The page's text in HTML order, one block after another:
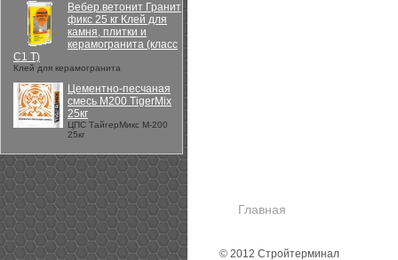
Вебер.ветонит Гранит
фикс 25 кг Клей для
камня, плитки и
керамогранита (класс
С1 Т)
Клей для керамогранита
Цементно-песчаная
смесь М200 TigerMix
25кг
ЦПС ТайгерМикс М-200
25кг
Главная
© 2012 Стройтерминал